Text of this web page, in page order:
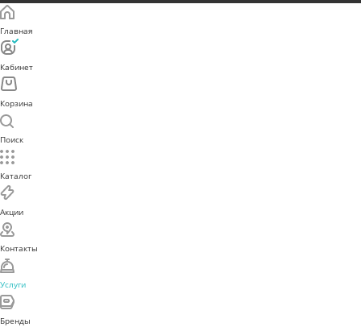
Главная
Кабинет
Корзина
Поиск
Каталог
Акции
Контакты
Услуги
Бренды